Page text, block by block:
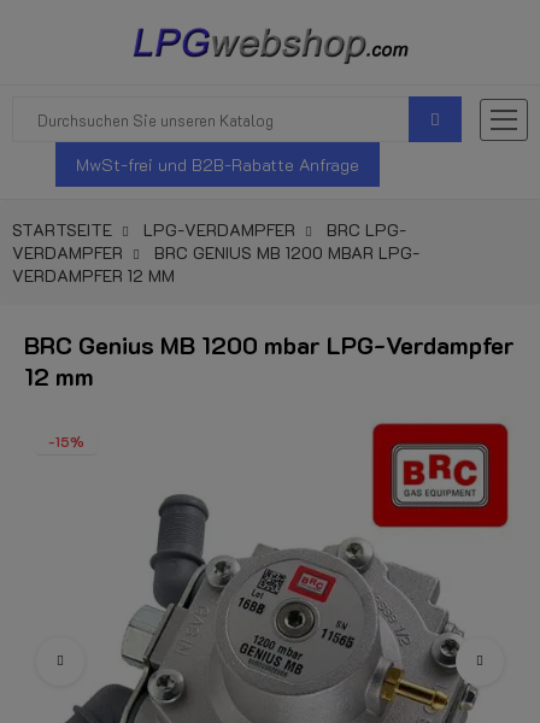
MwSt-frei und B2B-Rabatte Anfrage
STARTSEITE LPG-VERDAMPFER
BRC LPG-
VERDAMPFER
BRC GENIUS MB 1200 MBAR LPG-
VERDAMPFER 12 MM
BRC Genius MB 1200 mbar LPG-Verdampfer
12 mm
-15%